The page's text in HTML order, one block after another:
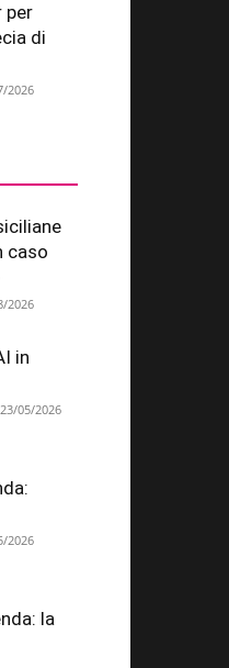
per
di
2026
caso
2026
in
23/05/2026
2026
la